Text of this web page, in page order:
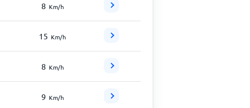
8 Km/h
15 Km/h
8 Km/h
9 Km/h